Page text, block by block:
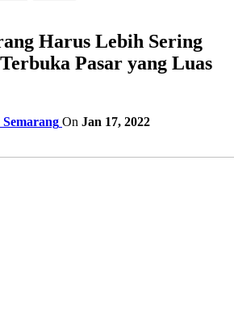
Harus Lebih Sering
Pasar yang Luas
On Jan 17, 2022